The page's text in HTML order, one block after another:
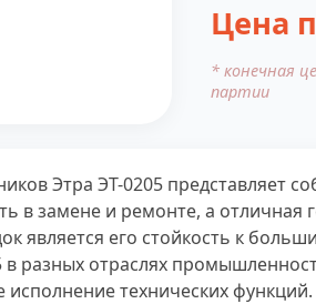
Цена
* конечная
партии
Этра ЭТ-0205 представляет
в замене и ремонте, а
является его стойкость к
разных отраслях
технических функций.